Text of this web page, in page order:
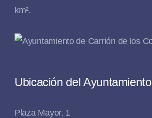
km².
Ubicación del Ayuntamiento
Plaza Mayor, 1